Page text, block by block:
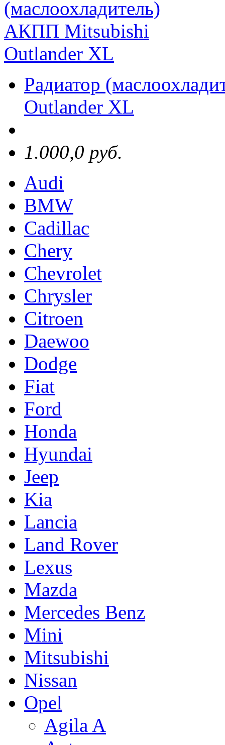
Радиатор
Outlander XL
1.000,0 руб.
Audi
BMW
Cadillac
Chery
Chevrolet
Chrysler
Citroen
Daewoo
Dodge
Fiat
Ford
Honda
Hyundai
Jeep
Kia
Lancia
Land Rover
Lexus
Mazda
Mercedes Benz
Mini
Mitsubishi
Nissan
Opel
Agila A